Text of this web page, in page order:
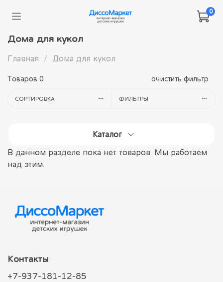
0
Дома для кукол
Главная Дома для кукол
Товаров 0 очистить фильтр
СОРТИРОВКА ФИЛЬТРЫ
Каталог
В данном разделе пока нет товаров. Мы работаем
над этим.
Контакты
+7-937-181-12-85